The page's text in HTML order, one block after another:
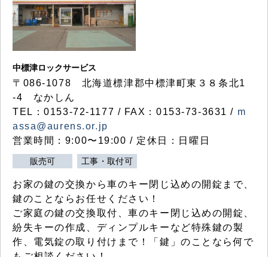
中標津ロックサービス
〒086-1078 北海道標津郡中標津町東３８条北1
-4 なかしん
TEL：0153-72-1177 / FAX：0153-73-3631 / m
assa@aurens.or.jp
営業時間：9:00〜19:00 / 定休日：日曜日
販売可 工事・取付可
お家の鍵の交換から車のキー閉じ込めの開錠まで、
鍵のことならお任せください！
ご家庭の鍵の交換取付、車のキー閉じ込めの開錠、
紛失キーの作成、ディンプルキーなど特殊鍵の製
作、電気錠の取り付けまで！「鍵」のことなら何で